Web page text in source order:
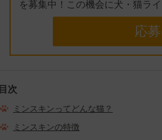
を募集中！この機会に犬・猫ラ
応
目次
ミンスキンってどんな猫？
ミンスキンの特徴